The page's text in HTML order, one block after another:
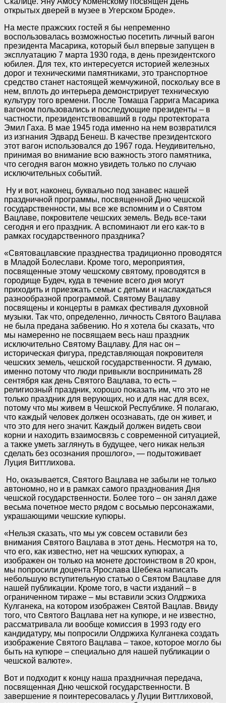
открытых дверей в музее в Угерском Броде».
На месте пражских гостей я бы непременно
воспользовалась возможностью посетить личный вагон
президента Масарика, который был впервые запущен в
эксплуатацию 7 марта 1930 года, в день президентского
юбилея. Для тех, кто интересуется историей железных
дорог и техническими памятниками, это транспортное
средство станет настоящей жемчужиной, поскольку все в
нем, вплоть до интерьера демонстрирует техническую
культуру того времени. После Томаша Гаррига Масарика
вагоном пользовались и последующие президенты – в
частности, президентствовавший в годы протектората
Эмил Гаха. В мае 1945 года именно на нем возвратился
из изгнания Эдвард Бенеш. В качестве президентского
этот вагон использовался до 1967 года. Неудивительно,
принимая во внимание всю важность этого памятника,
что сегодня вагон можно увидеть только по случаю
исключительных событий.
Ну и вот, наконец, буквально под занавес нашей
праздничной программы, посвященной Дню чешской
государственности, мы все же вспомним и о Святом
Вацлаве, покровителе чешских земель. Ведь все-таки
сегодня и его праздник. А вспоминают ли его как-то в
рамках государственного праздника?
«Святовацлавские празднества традиционно проводятся
в Младой Болеслави. Кроме того, мероприятия,
посвященные этому чешскому святому, проводятся в
городище Будеч, куда в течение всего дня могут
приходить и приезжать семьи с детьми и наслаждаться
разнообразной программой. Святому Вацлаву
посвящены и концерты в рамках фестиваля духовной
музыки. Так что, определенно, личность Святого Вацлава
не была предана забвению. Но я хотела бы сказать, что
мы намеренно не посвящаем весь наш праздник
исключительно Святому Вацлаву. Для нас он –
историческая фигура, представляющая покровителя
чешских земель, чешской государственности. Я думаю,
именно потому что люди привыкли воспринимать 28
сентября как день Святого Вацлава, то есть –
религиозный праздник, хорошо показать им, что это не
только праздник для верующих, но и для нас для всех,
потому что мы живем в Чешской Республике. Я полагаю,
что каждый человек должен осознавать, где он живет, и
что это для него значит. Каждый должен видеть свои
корни и находить взаимосвязь с современной ситуацией,
а также уметь заглянуть в будущее, чего никак нельзя
сделать без осознания прошлого», — подытоживает
Луция Виттлихова.
Но, оказывается, Святого Вацлава не забыли не только
автономно, но и в рамках самого празднования Дня
чешской государственности. Более того – он занял даже
весьма почетное место рядом с восьмью персонажами,
украшающими чешские купюры.
«Нельзя сказать, что мы уж совсем оставили без
внимания Святого Вацлава в этот день. Несмотря на то,
что его, как известно, нет на чешских купюрах, а
изображен он только на монете достоинством в 20 крон,
мы попросили доцента Ярослава Шебека написать
небольшую вступительную статью о Святом Вацлаве для
нашей публикации. Кроме того, в части изданий – в
ограниченном тираже – мы вставили эскиз Олдржиха
Кулганека, на котором изображен Святой Вацлав. Ввиду
того, что Святого Вацлава нет на купюре, и не известно,
рассматривала ли вообще комиссия в 1993 году его
кандидатуру, мы попросили Олдржиха Кулганека создать
изображение Святого Вацлава – такое, которое могло бы
быть на купюре – специально для нашей публикации о
чешской валюте».
Вот и подходит к концу наша праздничная передача,
посвященная Дню чешской государственности. В
завершение я поинтересовалась у Луции Виттлиховой,